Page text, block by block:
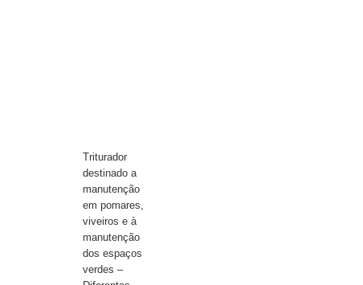
Triturador
destinado a
manutenção
em pomares,
viveiros e à
manutenção
dos espaços
verdes –